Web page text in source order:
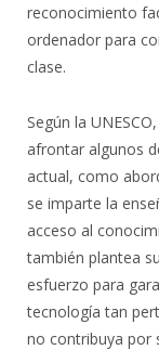
reconocimiento
ordenador para
clase.
Según la
afrontar algunos
actual, como
se imparte la
acceso al
también plantea
esfuerzo para
tecnología tan
no contribuya por